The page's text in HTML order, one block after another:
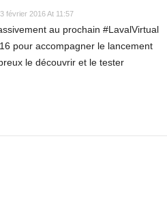
3 février 2016 At 11:57
au prochain #LavalVirtual
pour accompagner le lancement
le découvrir et le tester